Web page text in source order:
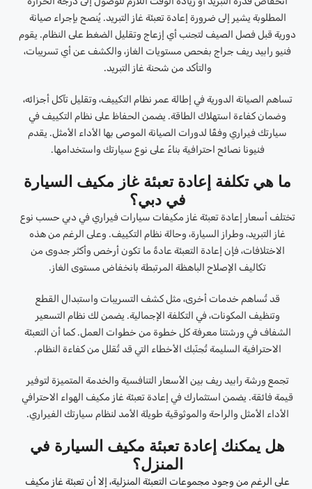
المطلوبة يشير إلى ضرورة إعادة تعبئة غاز التبريد. يُنصح بإجراء صيانة
دورية قبل فصل الصيف لتجنب أي إزعاج وتقليل الضغط على النظام. يقوم
فنيو رابيد ريف جراج بفحص مستويات الغاز، والكشف عن أي تسريبات،
والتأكد من شحنة غاز التبريد.
تساهم الصيانة الدورية في إطالة عمر نظام التكييف، وتقليل تآكل أجزائه،
وضمان كفاءة استهلاك الطاقة. يضمن الحفاظ على نظام التكييف في
سيارتك فيراري وفقًا لدورات الصيانة الموصى بها الأداء الأمثل. يقدم
فنيونا نصائح احترافية بناءً على نوع سيارتك واستخدامها.
ما هي تكلفة إعادة تعبئة غاز مكيف السيارة
في دبي؟
تختلف أسعار إعادة تعبئة غاز مكيفات سيارات فيراري في دبي حسب نوع
غاز التبريد، وطراز السيارة، وحالة نظام التكييف. وعلى الرغم من هذه
الاختلافات، فإن إعادة التعبئة عادةً ما تكون أرخص وأكثر جدوى من
تكاليف الإصلاح الباهظة المرتبطة بانخفاض مستوى الغاز.
قد تُساهم خدمات أخرى، مثل كشف التسريبات واستبدال القطع
وتنظيف المكونات، في التكلفة الإجمالية. يضمن لك نظام التسعير
الشفاف في ورشتنا معرفة كل خطوة من خطوات العمل. كما أن التعبئة
الاحترافية السليمة تُجنّبك الأخطاء التي قد تُقلل من كفاءة النظام.
تجمع ورشة رابيد ريف بين الأسعار التنافسية والخدمة المتميزة لتوفير
قيمة فائقة. يضمن استثمارك في إعادة تعبئة غاز مكيف الهواء الاحترافي
الأداء الأمثل والراحة والموثوقية طويلة الأمد لنظام سيارتك الفيراري.
هل يمكنك إعادة تعبئة مكيف السيارة في
المنزل؟
على الرغم من وجود مجموعات التعبئة المنزلية، إلا أن تعبئة غاز مكيف